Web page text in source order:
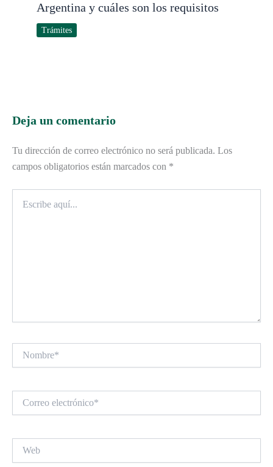
Argentina y cuáles son los requisitos
Trámites
Deja un comentario
Tu dirección de correo electrónico no será publicada. Los
campos obligatorios están marcados con *
aquí...
electrónico*